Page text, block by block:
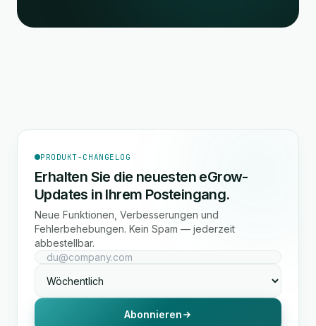
PRODUKT-CHANGELOG
Erhalten Sie die neuesten eGrow-
Updates in Ihrem Posteingang.
Neue Funktionen, Verbesserungen und
Fehlerbehebungen. Kein Spam — jederzeit
abbestellbar.
Abonnieren